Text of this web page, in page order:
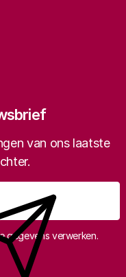
van ons laatste
Aanmelden
gegevens verwerken.